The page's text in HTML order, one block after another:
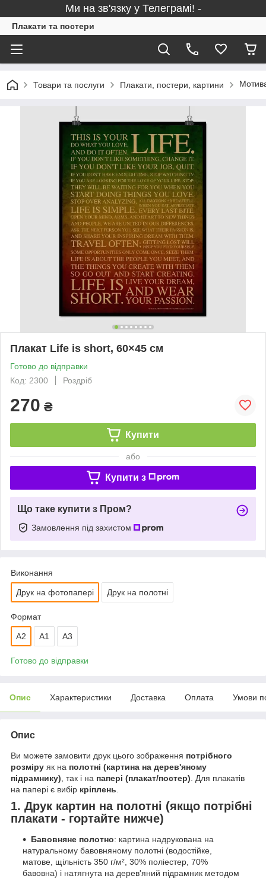
Ми на зв'язку у Телеграмі! -
Плакати та постери
Товари та послуги Плакати, постери, картини
Плакат Life is short, 60×45 см
Готово до відправки
Код: 2300
Роздріб
270 ₴
Купити
або
Купити з
Що таке купити з Пром?
Замовлення під захистом
Виконання
Друк на фотопапері Друк на полотні
Формат
A2 А1 A3
Готово до відправки
Опис Характеристики Доставка Оплата Умови
Опис
Ви можете замовити друк цього зображення потрібного
розміру як на полотні (картина на дерев'яному
підрамнику) , так і на папері (плакат/постер) . Для плакатів
на папері є вибір кріплень
1. Друк картин на полотні (якщо потрібні
плакати - гортайте нижче)
Бавовняне полотно: картина надрукована на
натуральному бавовняному полотні (водостійке,
матове, щільність 350 г/м², 30% поліестер, 70%
бавовна) і натягнута на дерев'яний підрамник методом